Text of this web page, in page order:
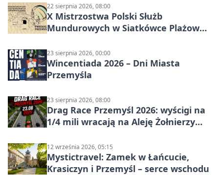
22 sierpnia 2026, 08:00
X Mistrzostwa Polski Służb
Mundurowych w Siatkówce Plażowej
23 sierpnia 2026, 00:00
Wincentiada 2026 – Dni Miasta
Przemyśla
23 sierpnia 2026, 08:00
Drag Race Przemyśl 2026: wyścigi na
1/4 mili wracają na Aleję Żołnierzy
12 września 2026, 05:15
Mystictravel: Zamek w Łańcucie,
Krasiczyn i Przemyśl – serce wschodu